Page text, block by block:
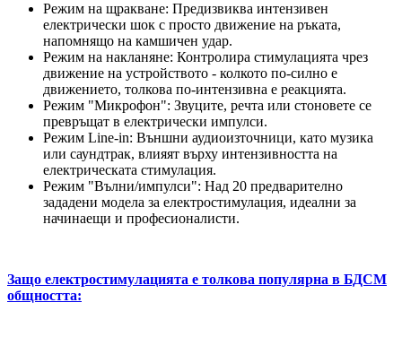
Режим на щракване: Предизвиква интензивен
електрически шок с просто движение на ръката,
напомнящо на камшичен удар.
Режим на накланяне: Контролира стимулацията чрез
движение на устройството - колкото по-силно е
движението, толкова по-интензивна е реакцията.
Режим "Микрофон": Звуците, речта или стоновете се
превръщат в електрически импулси.
Режим Line-in: Външни аудиоизточници, като музика
или саундтрак, влияят върху интензивността на
електрическата стимулация.
Режим "Вълни/импулси": Над 20 предварително
зададени модела за електростимулация, идеални за
начинаещи и професионалисти.
Защо електростимулацията е толкова популярна в БДСМ
общността: